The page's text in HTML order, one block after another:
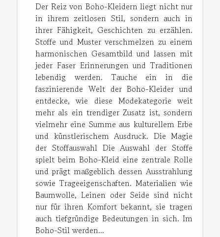
Der Reiz von Boho-Kleidern liegt nicht nur
in ihrem zeitlosen Stil, sondern auch in
ihrer Fähigkeit, Geschichten zu erzählen.
Stoffe und Muster verschmelzen zu einem
harmonischen Gesamtbild und lassen mit
jeder Faser Erinnerungen und Traditionen
lebendig werden. Tauche ein in die
faszinierende Welt der Boho-Kleider und
entdecke, wie diese Modekategorie weit
mehr als ein trendiger Zusatz ist, sondern
vielmehr eine Summe aus kulturellem Erbe
und künstlerischem Ausdruck. Die Magie
der Stoffauswahl Die Auswahl der Stoffe
spielt beim Boho-Kleid eine zentrale Rolle
und prägt maßgeblich dessen Ausstrahlung
sowie Trageeigenschaften. Materialien wie
Baumwolle, Leinen oder Seide sind nicht
nur für ihren Komfort bekannt, sie tragen
auch tiefgründige Bedeutungen in sich. Im
Boho-Stil werden...